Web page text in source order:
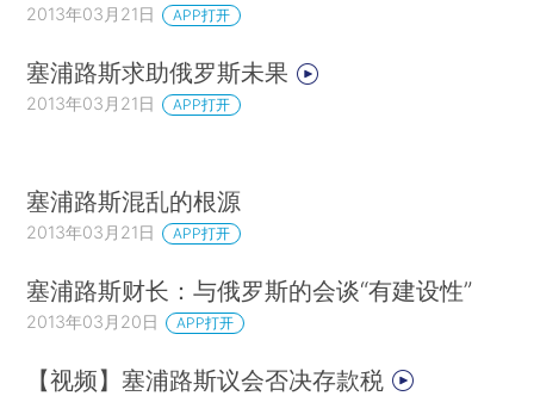
2013年03月21日 APP打开
塞浦路斯求助俄罗斯未果
2013年03月21日 APP打开
塞浦路斯混乱的根源
2013年03月21日 APP打开
塞浦路斯财长：与俄罗斯的会谈“有建设性”
2013年03月20日 APP打开
【视频】塞浦路斯议会否决存款税